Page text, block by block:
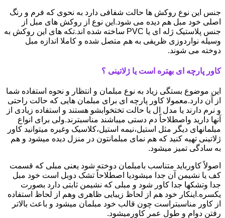
جنس این نوع روکش ها حالت شفافی دارد به نحوی که فرم و رنگ
اصلی خود مبل هم دیده می شود.این نوع از روکش های مبل از
جنس پلاستیک ژله ای یا PVC ساخته شده اند.تکه های این روکش به
وسیله نواردوزی ظریفی به هم متصل شده و کاملا اندازه مبل
دوخته می شوند.
کاور پارچه ای بهتره است یا ژلاتینی ؟
این موضوع بستگی زیاد به نوع مبلمان و انتظار و نحوه استفاده شما
از آن دارد.معمولا کاور پارچه ای برای مبلمان هایی که حالت راحتی
و نرم دارند یا مدل ال یا حالت تختخوابشو هستند و استفاده زیادی از
آنها دارید واصطلاحاً دم دستی میباشند مناسبترند.ولی برای انواع
مبلمانهای دیگر مثل استیل،نیمه استیل،کلاسیک وغیره میتوانید کاور
ژلاتینی تهیه کنید که هم نمای مبلمانتون در منزل دیده میشود و هم
به سادگی تمیز میشود.
اصولاً کاورباید متناسب بامبلمان دوخته شود یعنی مبلی که قسمت
کف یا نشیمن آن جدا میشودیا اصطلاحاً تشک دوبل است خود مبل
جدا وتشکها جدا کاور شود و مبلی که نشیمن ثابتی دارد بصورت
یکسره.اینکار خود هم از لحاظ زیبایی ظاهری وهم از لحاظ استفاده
از کاور مناسبتراست چون قالب خود مبلمان میشود و باعث بالاتر
رفتن دوام و طول عمر کاورمیشود.